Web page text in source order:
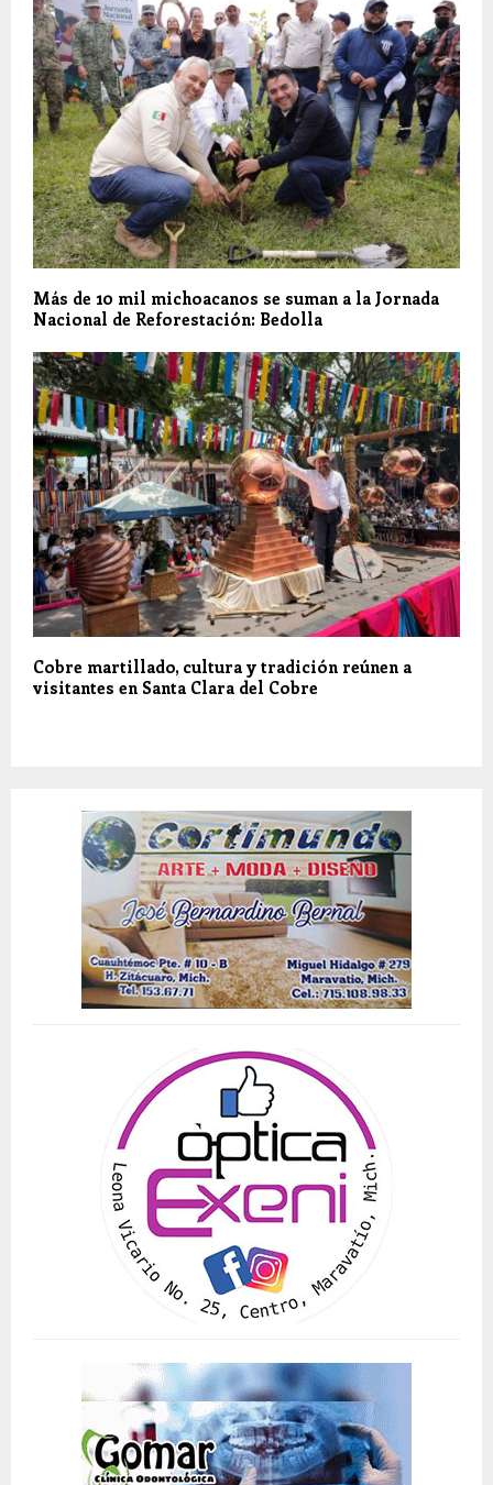
Más de 10 mil michoacanos se suman a la Jornada
Nacional de Reforestación: Bedolla
Cobre martillado, cultura y tradición reúnen a
visitantes en Santa Clara del Cobre